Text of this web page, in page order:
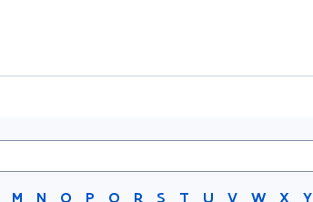
M N O P Q R S T U V W X Y